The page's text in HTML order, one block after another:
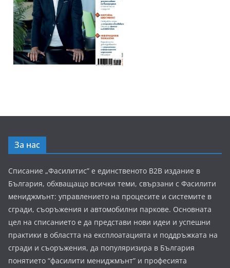
За нас
Списание „Фасилитис” е единственото B2B издание в
България, обхващащо всички теми, свързани с Фасилити
мениджмънт: управлението на процесите и системите в
сгради, съоръжения и автомобилни паркове. Основната
цел на списанието е да представи нови идеи и успешни
практики в областта на експлоатацията и поддръжката на
сгради и съоръжения, да популяризира в България
понятието “фасилити мениджмънт” и професията